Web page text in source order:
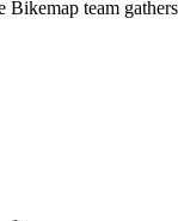
Bikemap team